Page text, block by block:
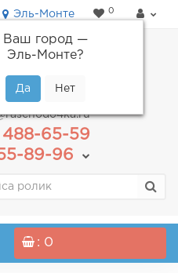
Эль-Монте
Ваш город —
Эль-Монте?
0
с 9.00 до 18.00
65-59
89-96
: 0